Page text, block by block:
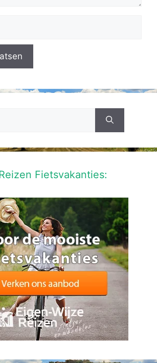
Fietsvakanties: